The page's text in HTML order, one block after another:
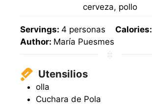
cerveza, pollo
Servings: 4 personas Calories:
Author: María Puesmes
Utensilios
olla
Cuchara de Pola